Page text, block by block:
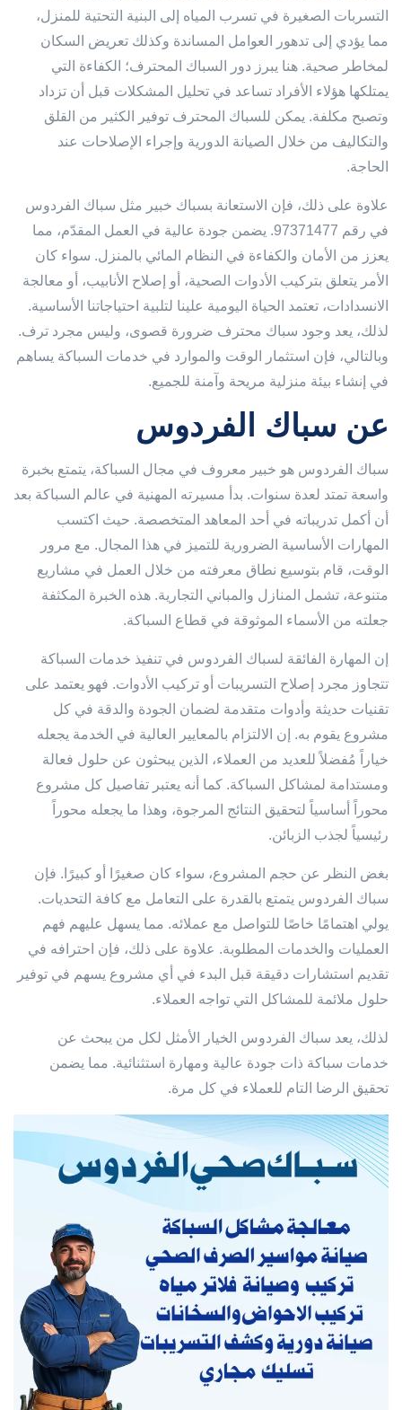
التسربات الصغيرة في تسرب المياه إلى البنية التحتية للمنزل،
مما يؤدي إلى تدهور العوامل المساندة وكذلك تعريض السكان
لمخاطر صحية. هنا يبرز دور السباك المحترف؛ الكفاءة التي
يمتلكها هؤلاء الأفراد تساعد في تحليل المشكلات قبل أن تزداد
وتصبح مكلفة. يمكن للسباك المحترف توفير الكثير من القلق
والتكاليف من خلال الصيانة الدورية وإجراء الإصلاحات عند
الحاجة.
علاوة على ذلك، فإن الاستعانة بسباك خبير مثل سباك الفردوس
في رقم 97371477. يضمن جودة عالية في العمل المقدّم، مما
يعزز من الأمان والكفاءة في النظام المائي بالمنزل. سواء كان
الأمر يتعلق بتركيب الأدوات الصحية، أو إصلاح الأنابيب، أو معالجة
الانسدادات، تعتمد الحياة اليومية علينا لتلبية احتياجاتنا الأساسية.
لذلك، يعد وجود سباك محترف ضرورة قصوى، وليس مجرد ترف.
وبالتالي، فإن استثمار الوقت والموارد في خدمات السباكة يساهم
في إنشاء بيئة منزلية مريحة وآمنة للجميع.
عن سباك الفردوس
سباك الفردوس هو خبير معروف في مجال السباكة، يتمتع بخبرة
واسعة تمتد لعدة سنوات. بدأ مسيرته المهنية في عالم السباكة بعد
أن أكمل تدريباته في أحد المعاهد المتخصصة. حيث اكتسب
المهارات الأساسية الضرورية للتميز في هذا المجال. مع مرور
الوقت، قام بتوسيع نطاق معرفته من خلال العمل في مشاريع
متنوعة، تشمل المنازل والمباني التجارية. هذه الخبرة المكثفة
جعلته من الأسماء الموثوقة في قطاع السباكة.
إن المهارة الفائقة لسباك الفردوس في تنفيذ خدمات السباكة
تتجاوز مجرد إصلاح التسريبات أو تركيب الأدوات. فهو يعتمد على
تقنيات حديثة وأدوات متقدمة لضمان الجودة والدقة في كل
مشروع يقوم به. إن الالتزام بالمعايير العالية في الخدمة يجعله
خياراً مُفضلاً للعديد من العملاء، الذين يبحثون عن حلول فعالة
ومستدامة لمشاكل السباكة. كما أنه يعتبر تفاصيل كل مشروع
محوراً أساسياً لتحقيق النتائج المرجوة، وهذا ما يجعله محوراً
رئيسياً لجذب الزبائن.
بغض النظر عن حجم المشروع، سواء كان صغيرًا أو كبيرًا. فإن
سباك الفردوس يتمتع بالقدرة على التعامل مع كافة التحديات.
يولي اهتمامًا خاصًا للتواصل مع عملائه. مما يسهل عليهم فهم
العمليات والخدمات المطلوبة. علاوة على ذلك، فإن احترافه في
تقديم استشارات دقيقة قبل البدء في أي مشروع يسهم في توفير
حلول ملائمة للمشاكل التي تواجه العملاء.
لذلك، يعد سباك الفردوس الخيار الأمثل لكل من يبحث عن
خدمات سباكة ذات جودة عالية ومهارة استثنائية. مما يضمن
تحقيق الرضا التام للعملاء في كل مرة.